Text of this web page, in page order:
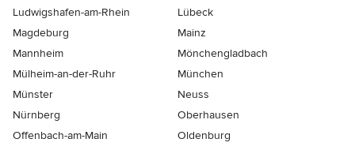
Ludwigshafen-am-Rhein
Lübeck
Magdeburg
Mainz
Mannheim
Mönchen­gladbach
Mülheim-an-der-Ruhr
München
Münster
Neuss
Nürnberg
Oberhausen
Offenbach-am-Main
Oldenburg